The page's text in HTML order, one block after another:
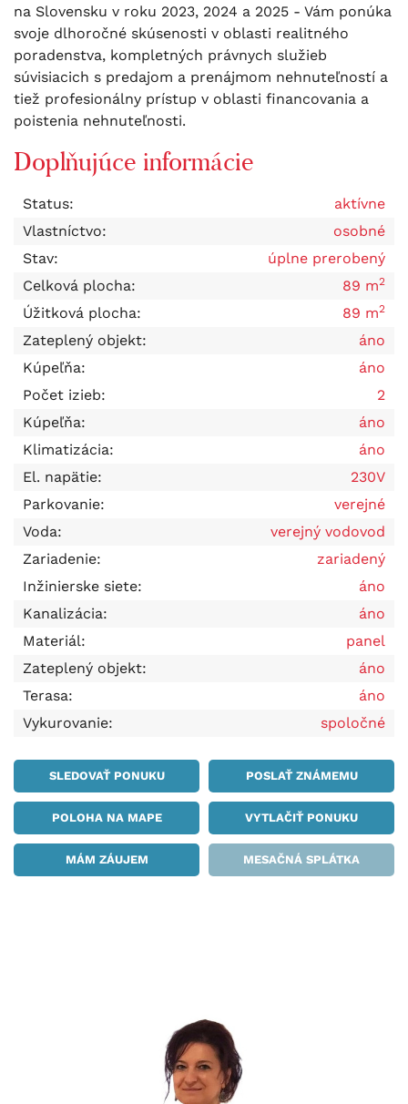
na Slovensku v roku 2023, 2024 a 2025 - Vám ponúka
svoje dlhoročné skúsenosti v oblasti realitného
poradenstva, kompletných právnych služieb
súvisiacich s predajom a prenájmom nehnuteľností a
tiež profesionálny prístup v oblasti financovania a
poistenia nehnuteľnosti.
Doplňujúce informácie
Status:
aktívne
Vlastníctvo:
osobné
Stav:
úplne prerobený
Celková plocha:
89 m2
Úžitková plocha: 89 m2
Zateplený objekt:
áno
Kúpeľňa:
áno
Počet izieb:
2
Kúpeľňa:
áno
Klimatizácia:
áno
El. napätie:
230V
Parkovanie:
verejné
Voda:
verejný vodovod
Zariadenie:
zariadený
Inžinierske siete:
áno
Kanalizácia:
áno
Materiál:
panel
Zateplený objekt:
áno
Terasa:
áno
Vykurovanie:
spoločné
SLEDOVAŤ PONUKU POSLAŤ ZNÁMEMU
POLOHA NA MAPE VYTLAČIŤ PONUKU
MÁM ZÁUJEM MESAČNÁ SPLÁTKA